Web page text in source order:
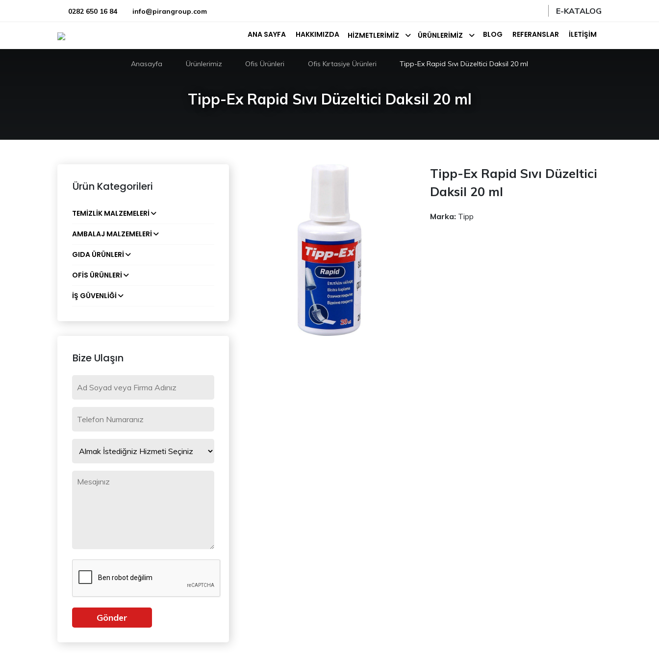
0282 650 16 84 info@pirangroup.com E-KATALOG
ANA SAYFA HAKKIMIZDA HIZMETLERIMIZ ÜRÜNLERIMIZ BLOG REFERANSLAR İLETIŞIM
Tipp-Ex Rapid Sıvı Düzeltici Daksil 20 ml
Anasayfa Ürünlerimiz Ofis Ürünleri Ofis Kırtasiye Ürünleri Tipp-Ex Rapid Sıvı Düzeltici Daksil 20 ml
Ürün Kategorileri
TEMIZLIK MALZEMELERI
AMBALAJ MALZEMELERI
GIDA ÜRÜNLERI
OFIS ÜRÜNLERI
İŞ GÜVENLIĞI
Bize Ulaşın
Gönder
Tipp-Ex Rapid Sıvı Düzeltici
Daksil 20 ml
Marka: Tipp